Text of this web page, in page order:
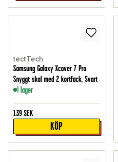
tectTech
Samsung Galaxy Xcover 7 Pro
Snyggt skal med 2 kortfack, Svart
I lager
139 SEK
KÖP